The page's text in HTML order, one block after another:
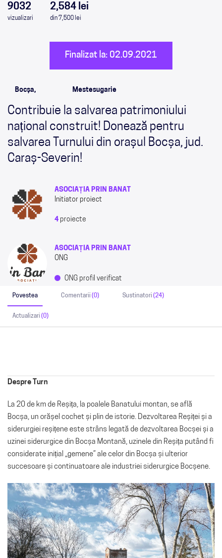
9032
vizualizari
2,584 lei
din 7,500 lei
Finalizat la: 02.09.2021
Bocșa, Mestesugarie
Contribuie la salvarea patrimoniului
național construit! Donează pentru
salvarea Turnului din orașul Bocșa, jud.
Caraș-Severin!
ASOCIAȚIA PRIN BANAT
Initiator proiect
4 proiecte
ASOCIAȚIA PRIN BANAT
ONG
ONG profil verificat
Povestea Comentarii (0) Sustinatori (24)
Actualizari (0)
Despre Turn
La 20 de km de Reșița, la poalele Banatului montan, se află
Bocșa, un orășel cochet și plin de istorie. Dezvoltarea Reșiței și a
siderurgiei reșițene este strâns legată de dezvoltarea Bocșei și a
uzinei siderurgice din Bocșa Montană, uzinele din Reșița putând fi
considerate inițial „gemene” ale celor din Bocșa și ulterior
succesoare și continuatoare ale industriei siderurgice Bocșene.